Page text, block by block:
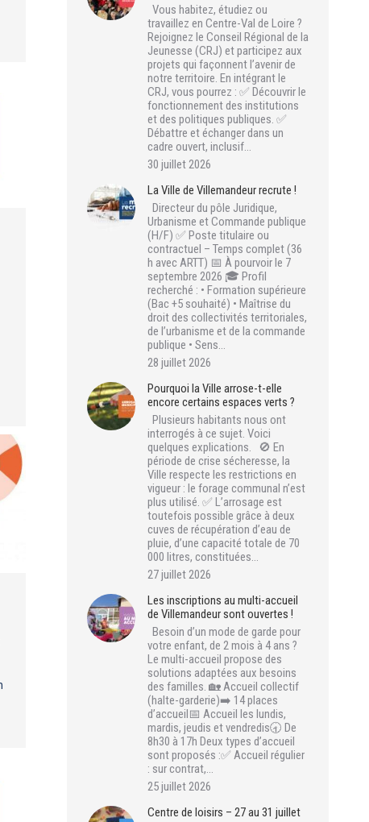
Vous habitez, étudiez ou
travaillez en Centre-Val de Loire ?
Rejoignez le Conseil Régional de la
Jeunesse (CRJ) et participez aux
projets qui façonnent l’avenir de
notre territoire. En intégrant le
CRJ, vous pourrez : ✅ Découvrir le
fonctionnement des institutions
et des politiques publiques. ✅
Débattre et échanger dans un
cadre ouvert, inclusif…
30 juillet 2026
La Ville de Villemandeur recrute !
Directeur du pôle Juridique,
Urbanisme et Commande publique
(H/F) ✅ Poste titulaire ou
contractuel – Temps complet (36
h avec ARTT) 📅 À pourvoir le 7
septembre 2026 🎓 Profil
recherché : • Formation supérieure
(Bac +5 souhaité) • Maîtrise du
droit des collectivités territoriales,
de l’urbanisme et de la commande
publique • Sens…
28 juillet 2026
Pourquoi la Ville arrose-t-elle
encore certains espaces verts ?
Plusieurs habitants nous ont
interrogés à ce sujet. Voici
quelques explications. 🚫 En
période de crise sécheresse, la
Ville respecte les restrictions en
vigueur : le forage communal n’est
plus utilisé. ✅ L’arrosage est
toutefois possible grâce à deux
cuves de récupération d’eau de
pluie, d’une capacité totale de 70
000 litres, constituées…
27 juillet 2026
Les inscriptions au multi-accueil
de Villemandeur sont ouvertes !
Besoin d’un mode de garde pour
votre enfant, de 2 mois à 4 ans ?
Le multi-accueil propose des
solutions adaptées aux besoins
des familles. 🏡 Accueil collectif
(halte-garderie)➡️ 14 places
d’accueil📅 Accueil les lundis,
mardis, jeudis et vendredis🕣 De
8h30 à 17h Deux types d’accueil
sont proposés :✅ Accueil régulier
: sur contrat,…
25 juillet 2026
Centre de loisirs – 27 au 31 juillet